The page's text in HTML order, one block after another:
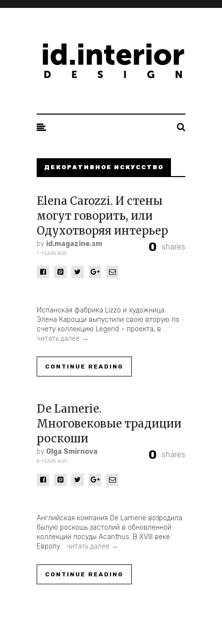
ДЕКОРАТИВНОЕ ИСКУССТВО
Elena Carozzi. И стены
могут говорить, или
Одухотворяя интерьер
by id.magazine.sm
7 YEARS AGO 0 shares
Испанская фабрика Lizzo и художница
Элена Кароцци выпустили свою вторую по
счету коллекцию Legend – проекта, в …
читать далее →
CONTINUE READING
De Lamerie.
Многовековые традиции
роскоши
by Olga Smirnova
8 YEARS AGO 0 shares
Английская компания De Lamerie возродила
былую роскошь застолий в обновленной
коллекции посуды Acanthus. В XVIII веке
Европу …читать далее →
CONTINUE READING